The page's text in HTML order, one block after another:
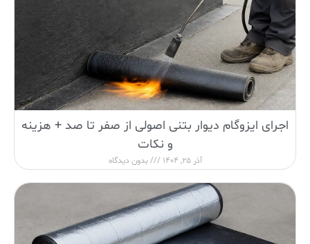
اجرای ایزوگام دیوار بتنی اصولی از صفر تا صد + هزینه
و نکات
آذر 25, 1404 بدون دیدگاه